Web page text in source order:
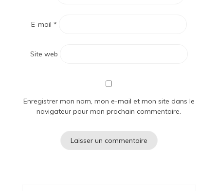
E-mail *
Site web
Enregistrer mon nom, mon e-mail et mon site dans le
navigateur pour mon prochain commentaire.